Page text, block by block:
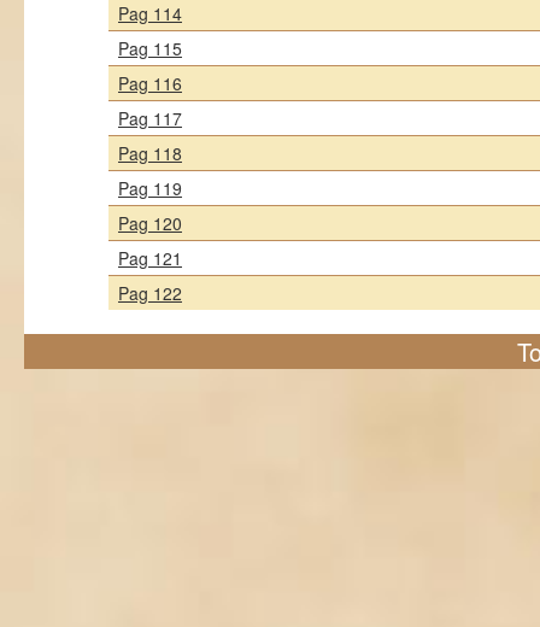
Pag 114
Pag 115
Pag 116
Pag 117
Pag 118
Pag 119
Pag 120
Pag 121
Pag 122